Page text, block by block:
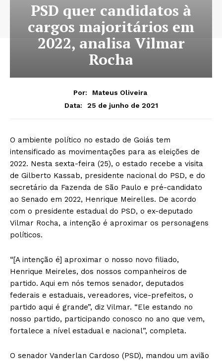
PSD quer candidatos à
cargos majoritários em
2022, analisa Vilmar
Rocha
Por:
Mateus Oliveira
Data:
25 de junho de 2021
O ambiente político no estado de Goiás tem
intensificado as movimentações para as eleições de
2022. Nesta sexta-feira (25), o estado recebe a visita
de Gilberto Kassab, presidente nacional do PSD, e do
secretário da Fazenda de São Paulo e pré-candidato
ao Senado em 2022, Henrique Meirelles. De acordo
com o presidente estadual do PSD, o ex-deputado
Vilmar Rocha, a intenção é aproximar os personagens
políticos.
“[A intenção é] aproximar o nosso novo filiado,
Henrique Meireles, dos nossos companheiros de
partido. Aqui em nós temos senador, deputados
federais e estaduais, vereadores, vice-prefeitos, o
partido aqui é grande”, diz Vilmar. “Ele estando no
nosso partido, participando conosco no ano que vem,
fortalece a nível estadual e nacional”, completa.
O senador Vanderlan Cardoso (PSD), mandou um avião